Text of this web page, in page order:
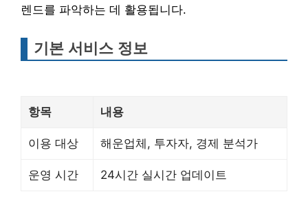
렌드를 파악하는 데 활용됩니다.
기본 서비스 정보
항목 내용
이용 대상 해운업체, 투자자, 경제 분석가
운영 시간 24시간 실시간 업데이트